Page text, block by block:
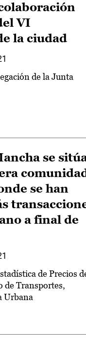
VI
la ciudad
de la Junta
se
se han
a final de
de Precios
de Transportes,
Urbana